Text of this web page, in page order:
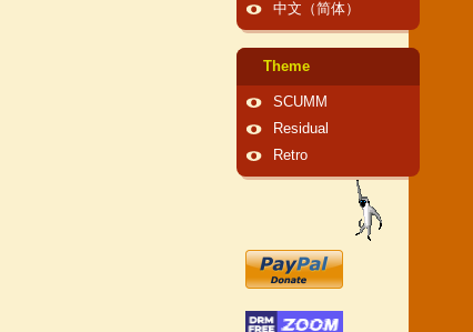
中文（简体）
Theme
SCUMM
Residual
Retro